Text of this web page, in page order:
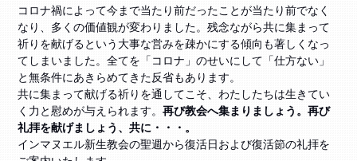
コロナ禍によって今まで当たり前だったことが当たり前でなく
なり、多くの価値観が変わりました。残念ながら共に集まって
祈りを献げるという大事な営みを疎かにする傾向も著しくなっ
てしまいました。全てを「コロナ」のせいにして「仕方ない」
と無条件にあきらめてきた反省もあります。
共に集まって献げる祈りを通してこそ、わたしたちは生きてい
く力と慰めが与えられます。再び教会へ集まりましょう。再び
礼拝を献げましょう、共に・・・。
インマヌエル新生教会の聖週から復活日および復活節の礼拝を